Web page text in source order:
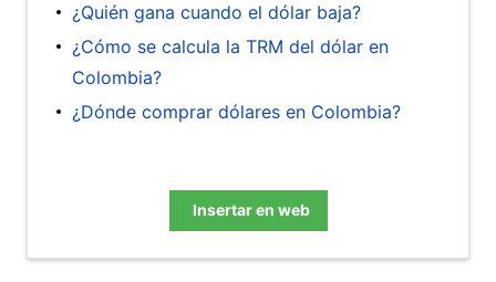
¿Quién gana cuando el dólar baja?
¿Cómo se calcula la TRM del dólar en
Colombia?
¿Dónde comprar dólares en Colombia?
Insertar en web